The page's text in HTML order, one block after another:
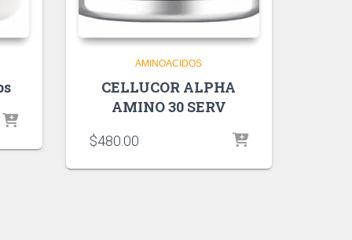
AMINOACIDOS
CELLUCOR ALPHA
AMINO 30 SERV
$480.00